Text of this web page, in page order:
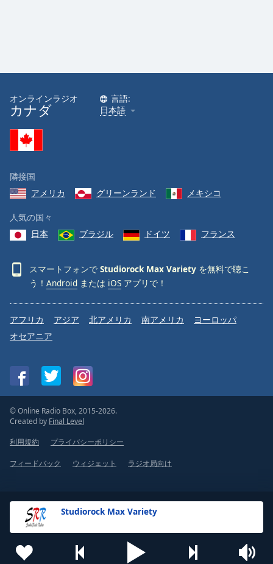
Studiorock Max Variety
オンラインラジオ
カナダ
言語:
日本語
隣接国
アメリカ
グリーンランド メキシコ
人気の国々
日本
ブラジル ドイツ フランス
スマートフォンで Studiorock Max Variety を無料で聴こ
う！ Android または iOS アプリで！
アフリカ アジア 北アメリカ 南アメリカ
ヨーロッパ
オセアニア
© Online Radio Box, 2015-2026.
Created by Final Level
利用規約
プライバシーポリシー
フィードバック ウィジェット ラジオ局向け